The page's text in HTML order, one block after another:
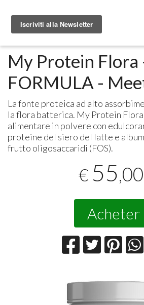
My Protein Flora
FORMULA -
La fonte proteica ad alto
la flora batterica. My Protein
alimentare in polvere con
proteine del siero del latte e
frutto oligosaccaridi (FOS).
€ 55,00
Acheter